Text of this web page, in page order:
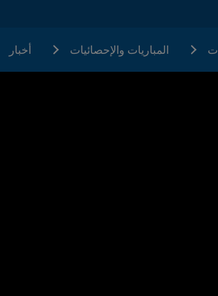
المباريات والإحصائيات أخبار